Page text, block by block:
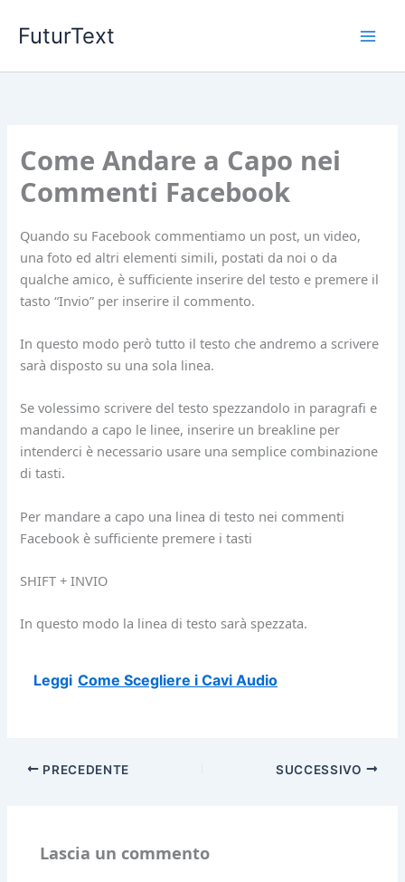
FuturText
Come Andare a Capo nei
Commenti Facebook
Quando su Facebook commentiamo un post, un video,
una foto ed altri elementi simili, postati da noi o da
qualche amico, è sufficiente inserire del testo e premere il
tasto “Invio” per inserire il commento.
In questo modo però tutto il testo che andremo a scrivere
sarà disposto su una sola linea.
Se volessimo scrivere del testo spezzandolo in paragrafi e
mandando a capo le linee, inserire un breakline per
intenderci è necessario usare una semplice combinazione
di tasti.
Per mandare a capo una linea di testo nei commenti
Facebook è sufficiente premere i tasti
SHIFT + INVIO
In questo modo la linea di testo sarà spezzata.
Leggi Come Scegliere i Cavi Audio
PRECEDENTE SUCCESSIVO
Lascia un commento